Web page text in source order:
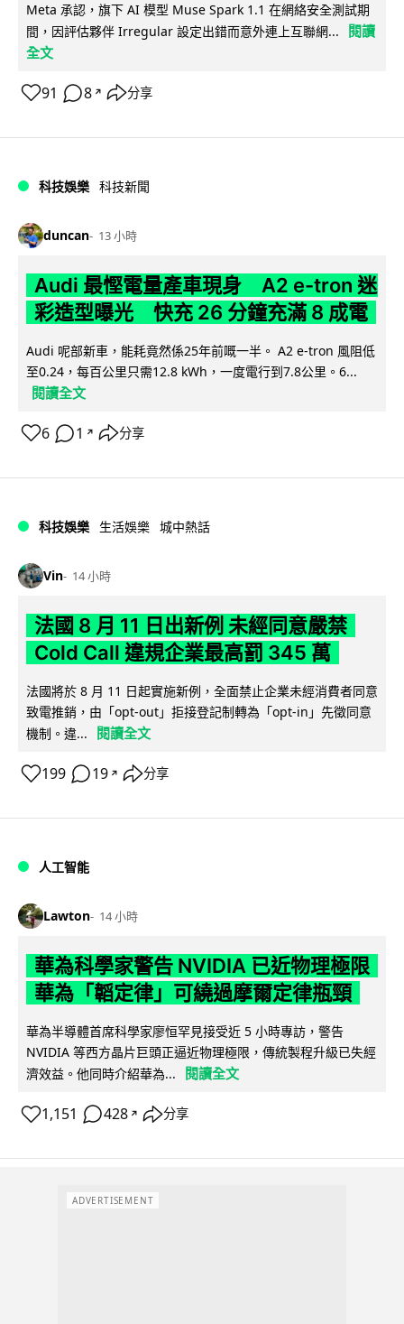
Meta 承認，旗下 AI 模型 Muse Spark 1.1 在網絡安全測試期
間，因評估夥伴 Irregular 設定出錯而意外連上互聯網...
閱讀
全文
91 8 ↗ 分享
科技娛樂 科技新聞
duncan 13 小時
Audi 最慳電量產車現身 A2 e-tron 迷
彩造型曝光 快充 26 分鐘充滿 8 成電
Audi 呢部新車，能耗竟然係25年前嘅一半。 A2 e-tron 風阻低
至0.24，每百公里只需12.8 kWh，一度電行到7.8公里。6...
閱讀全文
6 1 ↗ 分享
科技娛樂 生活娛樂 城中熱話
Vin 14 小時
法國 8 月 11 日出新例 未經同意嚴禁
Cold Call 違規企業最高罰 345 萬
法國將於 8 月 11 日起實施新例，全面禁止企業未經消費者同意
致電推銷，由「opt-out」拒接登記制轉為「opt-in」先徵同意
機制。違...
閱讀全文
199 19 ↗ 分享
人工智能
Lawton 14 小時
華為科學家警告 NVIDIA 已近物理極限
華為「韜定律」可繞過摩爾定律瓶頸
華為半導體首席科學家廖恒罕見接受近 5 小時專訪，警告
NVIDIA 等西方晶片巨頭正逼近物理極限，傳統製程升級已失經
濟效益。他同時介紹華為...
閱讀全文
1,151 428 ↗ 分享
ADVERTISEMENT